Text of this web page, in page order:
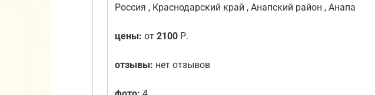
Россия , Краснодарский край , Анапский район , Анапа
цены: от 2100 Р.
отзывы: нет отзывов